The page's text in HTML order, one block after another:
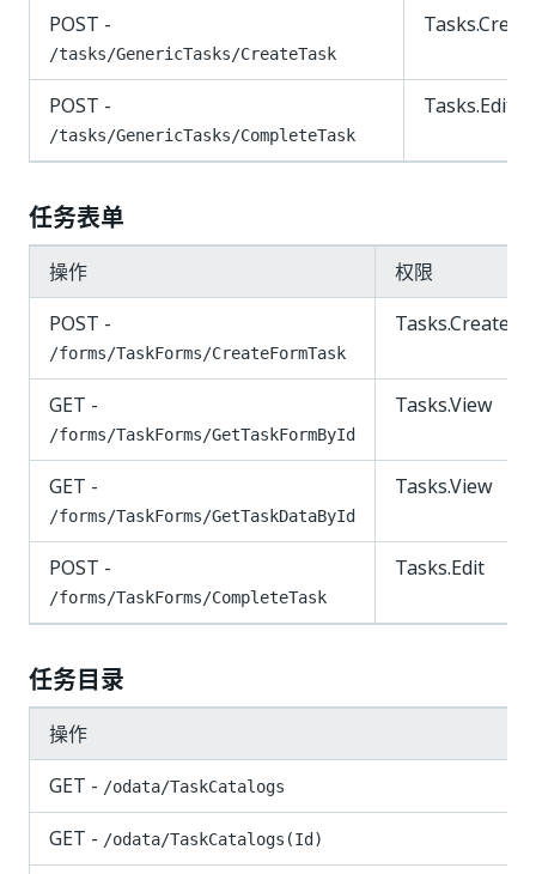
POST -
/tasks/GenericTasks/CreateTask
POST -
/tasks/GenericTasks/CompleteTask
Tasks.Edit
任务表单
操作
权限
POST -
/forms/TaskForms/CreateFormTask
Tasks.Create
GET -
/forms/TaskForms/GetTaskFormById
Tasks.View
GET -
/forms/TaskForms/GetTaskDataById
Tasks.View
POST -
/forms/TaskForms/CompleteTask
Tasks.Edit
任务目录
操作
GET - /odata/TaskCatalogs
GET - /odata/TaskCatalogs(Id)